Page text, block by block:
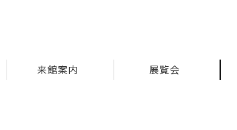
来館案内 展覧会